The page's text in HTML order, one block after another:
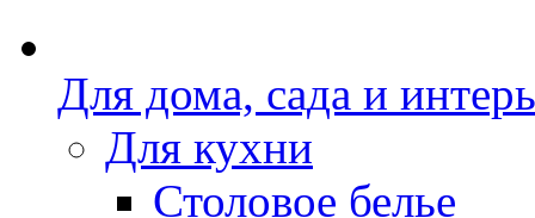
Для дома, сада и
Для кухни
Столовое белье